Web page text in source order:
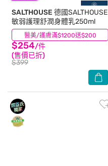
醫美/護膚滿$1200送$200
SALTHOUSE 德國SALTHOUSE
敏弱護理舒潤身體乳250ml
$254/件
(售價已折)
$399
(0)